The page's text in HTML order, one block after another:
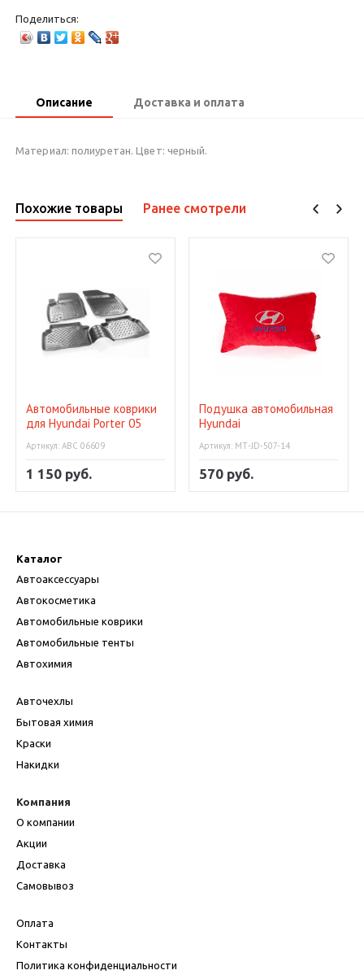
Поделиться:
Описание Доставка и оплата
Материал: полиуретан. Цвет: черный.
Похожие товары Ранее смотрели
Автомобильные коврики
для Hyundai Porter 05
Артикул: АВС 06609
1 150 руб.
Подушка автомобильная
Hyundai
Артикул: МТ-JD-507-14
570 руб.
Каталог
Автоаксессуары
Автокосметика
Автомобильные коврики
Автомобильные тенты
Автохимия
Авточехлы
Бытовая химия
Краски
Накидки
Компания
О компании
Акции
Доставка
Самовывоз
Оплата
Контакты
Политика конфиденциальности